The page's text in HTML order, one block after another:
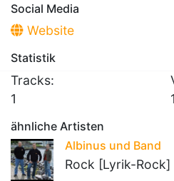
Social Media
Website
Statistik
Tracks:
1
ähnliche Artisten
Albinus und Band
Rock [Lyrik-Rock]